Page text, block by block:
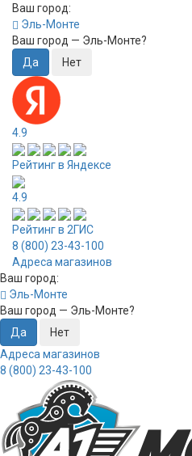
Ваш город:
Эль-Монте
Ваш город — Эль-Монте?
4.9
Рейтинг в Яндексе
4.9
Рейтинг в 2ГИС
8 (800) 23-43-100
Адреса магазинов
Ваш город:
Эль-Монте
Ваш город — Эль-Монте?
Адреса магазинов
8 (800) 23-43-100